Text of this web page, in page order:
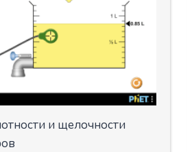
и щелочности